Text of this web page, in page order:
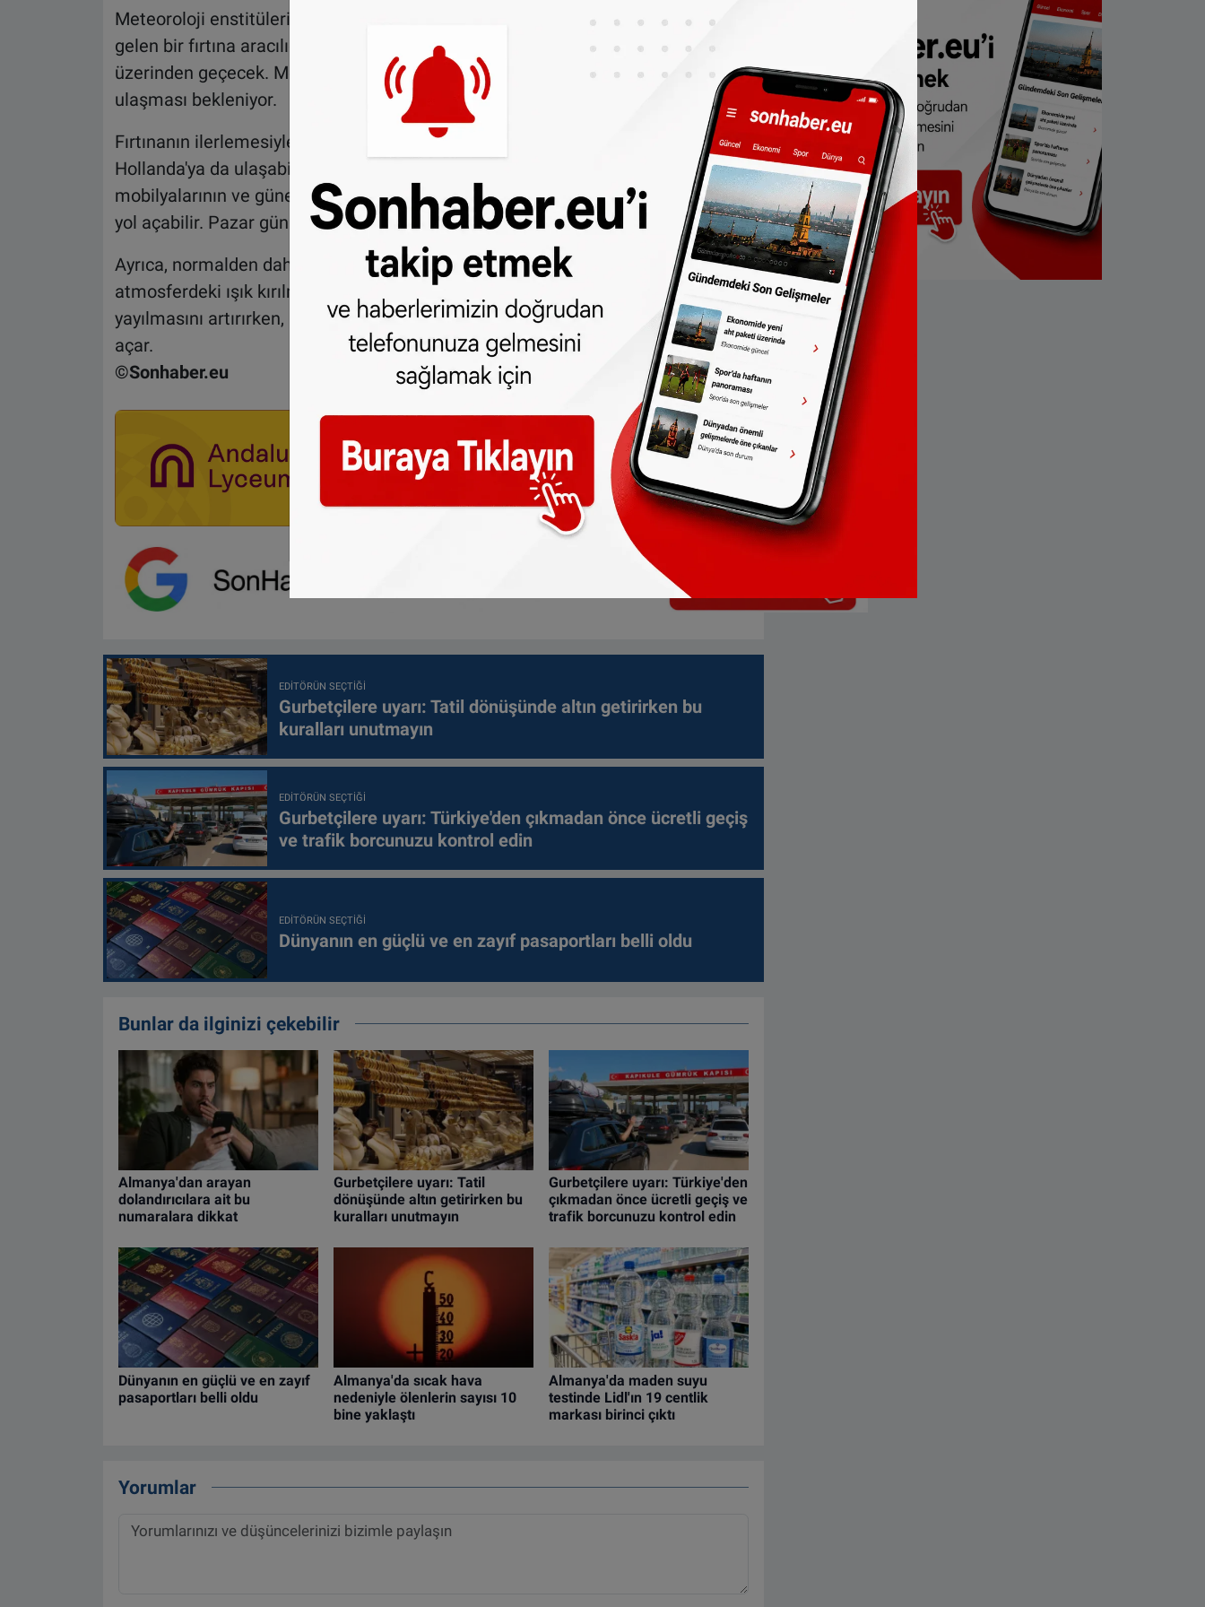
Meteoroloji enstitülerinin bildirdiğine göre, “kan yağmuru”, Afrika üzerinden
gelen bir fırtına aracılığıyla İspanya ve Portekiz'e giriş yapacak, ardından Fransa
üzerinden geçecek. Met Office’in uyarısına göre tozun Birleşik Krallık’a kadar
ulaşması bekleniyor.
Fırtınanın ilerlemesiyle birlikte Sahra tozunun önümüzdeki hafta sonu Belçika ve
Hollanda'ya da ulaşabileceği belirtiliyor. Bu durum; araçların, camların, bahçe
mobilyalarının ve güneş panellerinin üzerinde ince bir toz tabakası oluşmasına
yol açabilir. Pazar günü beklenen yağmur, bu tozun yere inmesine neden olabilir.
Ayrıca, normalden daha kırmızı veya turuncu bir gün batımına yol açabilir. Bu,
atmosferdeki ışık kırılmasıyla ilgili fiziksel bir olgudur. Havadaki toz, mavi ışığın
yayılmasını artırırken, kırmızı ve turuncu tonların daha baskın görünmesine yol
açar.
©Sonhaber.eu
EDITÖRÜN SEÇTIĞI
Gurbetçilere uyarı: Tatil dönüşünde altın getirirken bu
kuralları unutmayın
EDITÖRÜN SEÇTIĞI
Gurbetçilere uyarı: Türkiye'den çıkmadan önce ücretli geçiş
ve trafik borcunuzu kontrol edin
EDITÖRÜN SEÇTIĞI
Dünyanın en güçlü ve en zayıf pasaportları belli oldu
Bunlar da ilginizi çekebilir
Almanya'dan arayan
dolandırıcılara ait bu
numaralara dikkat
Gurbetçilere uyarı: Tatil
dönüşünde altın getirirken bu
kuralları unutmayın
Gurbetçilere uyarı: Türkiye'den
çıkmadan önce ücretli geçiş ve
trafik borcunuzu kontrol edin
Dünyanın en güçlü ve en zayıf
pasaportları belli oldu
Almanya'da sıcak hava
nedeniyle ölenlerin sayısı 10
bine yaklaştı
Almanya'da maden suyu
testinde Lidl'ın 19 centlik
markası birinci çıktı
Yorumlar